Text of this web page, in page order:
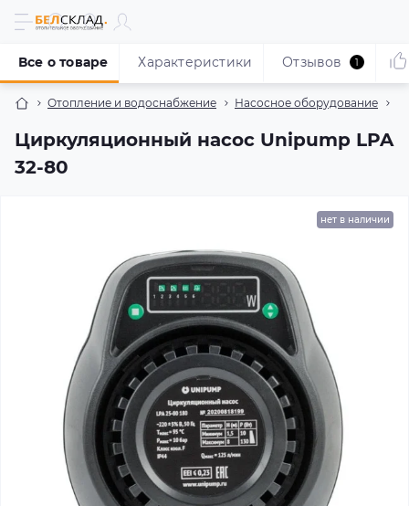
Отопление и водоснабжение Насосное оборудование
Циркуляционный насос Unipump LPA
32-80
Все о товаре Характеристики Отзывов 1
нет в наличии